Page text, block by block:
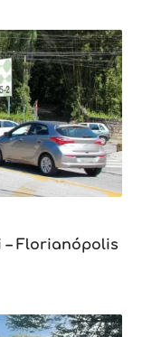
– Florianópolis